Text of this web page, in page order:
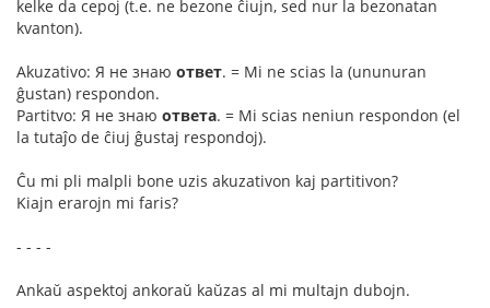
kelke da cepoj (t.e. ne bezone ĉiujn, sed nur la bezonatan
kvanton).
Akuzativo: Я не знаю ответ. = Mi ne scias la (ununuran
ĝustan) respondon.
Partitvo: Я не знаю ответа. = Mi scias neniun respondon (el
la tutaĵo de ĉiuj ĝustaj respondoj).
Ĉu mi pli malpli bone uzis akuzativon kaj partitivon?
Kiajn erarojn mi faris?
- - - -
Ankaŭ aspektoj ankoraŭ kaŭzas al mi multajn dubojn.